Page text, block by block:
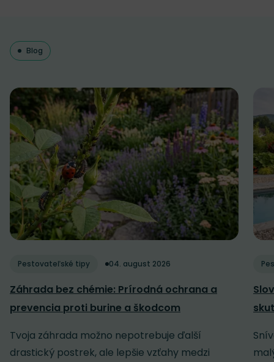
Blog
Pestovateľské tipy 04. august 2026
Záhrada bez chémie: Prírodná ochrana a
prevencia proti burine a škodcom
Tvoja záhrada možno nepotrebuje ďalší
drastický postrek, ale lepšie vzťahy medzi